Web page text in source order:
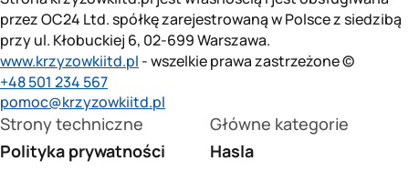
przez OC24 Ltd. spółkę zarejestrowaną w Polsce z siedzibą
przy ul. Kłobuckiej 6, 02-699 Warszawa.
www.krzyzowkiitd.pl - wszelkie prawa zastrzeżone ©
+48 501 234 567
pomoc@krzyzowkiitd.pl
Strony techniczne
Polityka prywatności
Główne kategorie
Hasla